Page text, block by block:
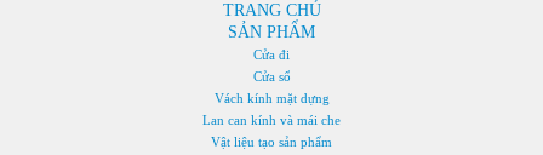
TRANG CHỦ
SẢN PHẨM
Cửa đi
Cửa sổ
Vách kính mặt dựng
Lan can kính và mái che
Vật liệu tạo sản phẩm